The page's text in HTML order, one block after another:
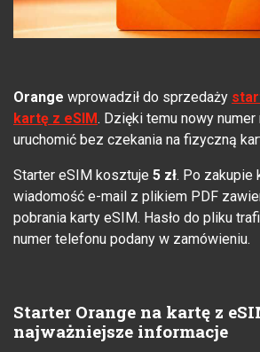
Orange wprowadził do sprzedaży
kartę z eSIM. Dzięki temu nowy
uruchomić bez czekania na fizyczną
Starter eSIM kosztuje 5 zł. Po zakupie
wiadomość e-mail z plikiem PDF
pobrania karty eSIM. Hasło do pliku
numer telefonu podany w zamówieniu.
Starter Orange na kartę z
najważniejsze informacje